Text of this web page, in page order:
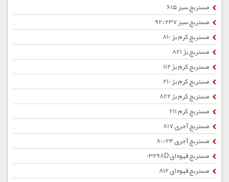
مستربچ سبز 615
مستربچ سبز 92/237
مستربچ کرم بژ 810
مستربچ بژ 821
مستربچ کرم بژ 112
مستربچ کرم بژ 210
مستربچ کرم بژ 822
مستربچ کرم 211
مستربچ آجری 817
مستربچ آجری 80/24
مستربچ قهوه ای 03298D
مستربچ قهوه ای 812